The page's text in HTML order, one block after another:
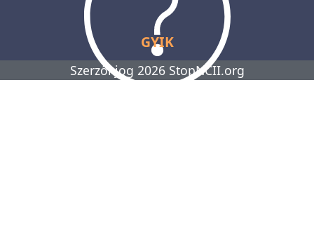
GYIK
Szerzői jog 2026 StopNCII.org